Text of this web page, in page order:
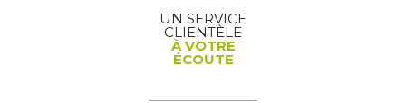
UN SERVICE
CLIENTÈLE
À VOTRE
ÉCOUTE